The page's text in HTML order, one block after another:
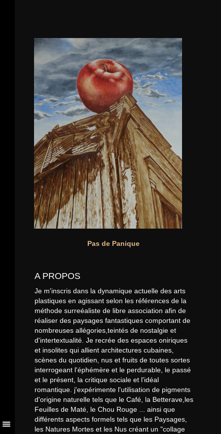
Œuvres
Gallerie
Contact
Monsieur CafePas de Panique
A PROPOS
Je m'inscris dans la dynamique actuelle des arts
plastiques en agissant selon les références de la
méthode surreéaliste de libre association afin de
réaliser des paysages fantastiques comportant de
nombreuses allégories,teintés de nostalgie et
d'intertextualité. Je recrée des espaces oniriques
et insolites qui allient architectures cubaines,
scènes du quotidien, nus et fruits de toutes sortes
interrogeant l'éphémère et le perdurable, le passé
et le présent, la critique sociale et l'idéal
romantique. j'expérimente l'utilisation de pigments
d'origine naturelle tels que le Café, la Betterave,les
Feuilles de Maté, le Chou Rouge ... ainsi que
différents aspects formels tels que les Paysages,
les Natures Mortes et les Nus créant un "collage